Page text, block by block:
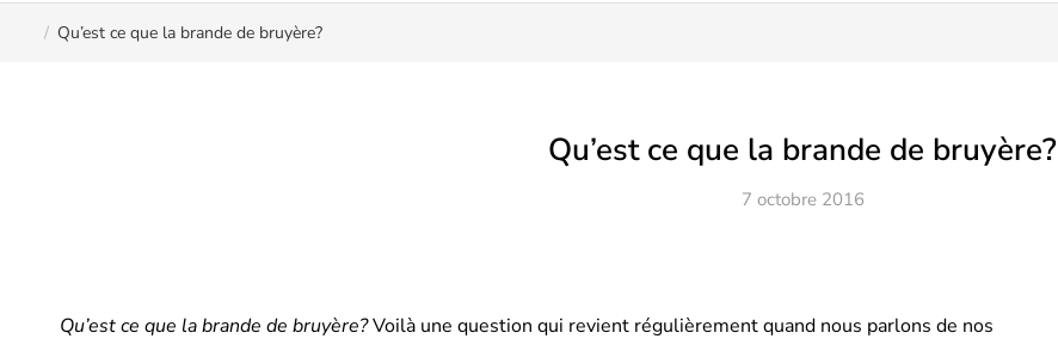
Vous êtes ici :
Qu’est ce que la brande de bruyère?
Qu’est ce que la brande de bruyère?
7 octobre 2016
Qu’est ce que la brande de bruyère?Voilà une question qui revient régulièrement quand nous parlons de nos